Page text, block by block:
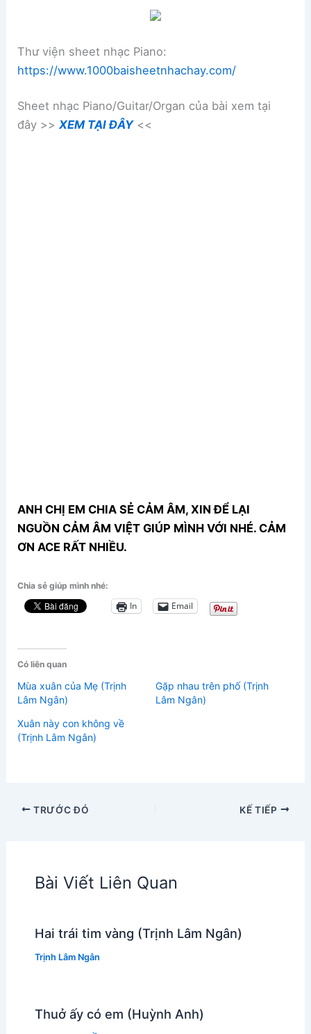
Thư viện sheet nhạc Piano:
https://www.1000baisheetnhachay.com/
Sheet nhạc Piano/Guitar/Organ của bài xem tại
đây >>XEM TẠI ĐÂY<<
ANH CHỊ EM CHIA SẺ CẢM ÂM, XIN ĐỂ LẠI
NGUỒN CẢM ÂM VIỆT GIÚP MÌNH VỚI NHÉ. CẢM
ƠN ACE RẤT NHIỀU.
Chia sẻ giúp mình nhé:
In Email
Có liên quan
Mùa xuân của Mẹ (Trịnh
Lâm Ngân)
Gặp nhau trên phố (Trịnh
Lâm Ngân)
Xuân này con không về
(Trịnh Lâm Ngân)
TRƯỚC ĐÓ KẾ TIẾP
Bài Viết Liên Quan
Hai trái tim vàng (Trịnh Lâm Ngân)
Trịnh Lâm Ngân
Thuở ấy có em (Huỳnh Anh)